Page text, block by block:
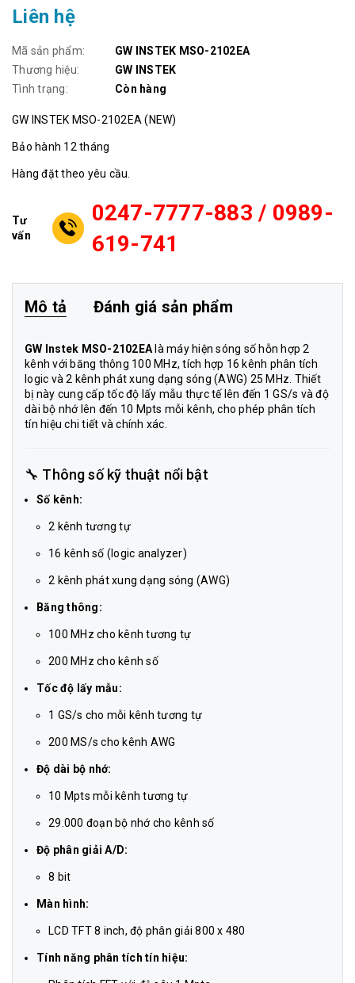
Liên hệ
Mã sản phẩm:
GW INSTEK MSO-2102EA
Thương hiệu:
GW INSTEK
Tình trạng:
Còn hàng
GW INSTEK MSO-2102EA (NEW)
Bảo hành 12 tháng
Hàng đặt theo yêu cầu.
Tư
vấn
0247-7777-883 / 0989-
619-741
Mô tả Đánh giá sản phẩm
GW Instek MSO-2102EA là máy hiện sóng số hỗn hợp 2
kênh với băng thông 100 MHz, tích hợp 16 kênh phân tích
logic và 2 kênh phát xung dạng sóng (AWG) 25 MHz. Thiết
bị này cung cấp tốc độ lấy mẫu thực tế lên đến 1 GS/s và độ
dài bộ nhớ lên đến 10 Mpts mỗi kênh, cho phép phân tích
tín hiệu chi tiết và chính xác.
🔧 Thông số kỹ thuật nổi bật
Số kênh:
2 kênh tương tự
16 kênh số (logic analyzer)
2 kênh phát xung dạng sóng (AWG)
Băng thông:
100 MHz cho kênh tương tự
200 MHz cho kênh số
Tốc độ lấy mẫu:
1 GS/s cho mỗi kênh tương tự
200 MS/s cho kênh AWG
Độ dài bộ nhớ:
10 Mpts mỗi kênh tương tự
29.000 đoạn bộ nhớ cho kênh số
Độ phân giải A/D:
8 bit
Màn hình:
LCD TFT 8 inch, độ phân giải 800 x 480
Tính năng phân tích tín hiệu: